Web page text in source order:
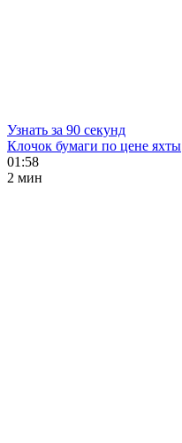
Узнать за 90 секунд
Клочок бумаги по цене яхты
01:58
2 мин